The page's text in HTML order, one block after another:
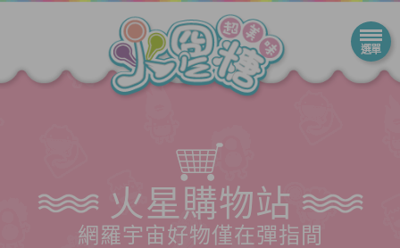
火星購物站
網羅宇宙好物僅在彈指間